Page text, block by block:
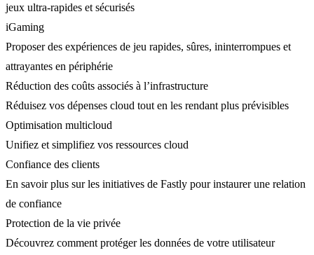
jeux ultra-rapides et sécurisés
iGaming
Proposer des expériences de jeu rapides, sûres, ininterrompues et
attrayantes en périphérie
Réduction des coûts associés à l’infrastructure
Réduisez vos dépenses cloud tout en les rendant plus prévisibles
Optimisation multicloud
Unifiez et simplifiez vos ressources cloud
Confiance des clients
En savoir plus sur les initiatives de Fastly pour instaurer une relation
de confiance
Protection de la vie privée
Découvrez comment protéger les données de votre utilisateur